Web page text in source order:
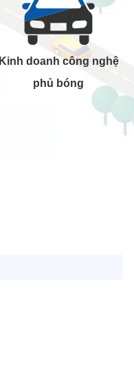
Kinh doanh công nghệ
phủ bóng